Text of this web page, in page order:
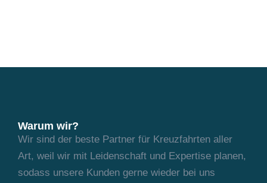
Warum wir?
Wir sind der beste Partner für Kreuzfahrten aller
Art, weil wir mit Leidenschaft und Expertise planen,
sodass unsere Kunden gerne wieder bei uns